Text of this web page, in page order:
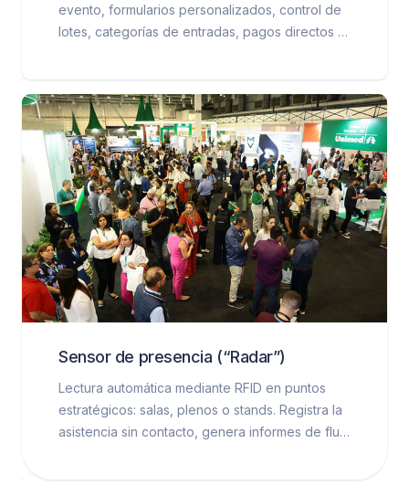
evento, formularios personalizados, control de
lotes, categorías de entradas, pagos directos a
Sensor de presencia (“Radar”)
Lectura automática mediante RFID en puntos
estratégicos: salas, plenos o stands. Registra la
asistencia sin contacto, genera informes de flujo